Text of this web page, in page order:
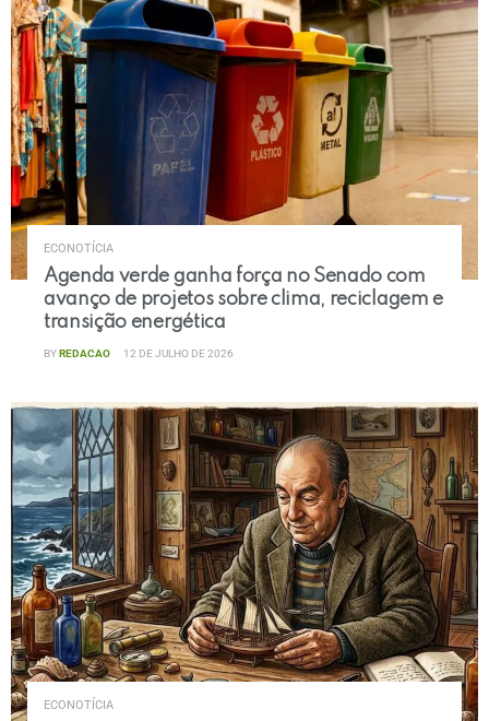
ECONOTÍCIA
Agenda verde ganha força no Senado com
avanço de projetos sobre clima, reciclagem e
transição energética
BYREDACAO 12 DE JULHO DE 2026
ECONOTÍCIA